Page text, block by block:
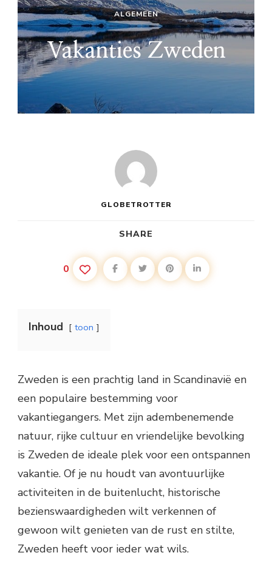
ALGEMEEN
Vakanties Zweden
GLOBETROTTER
SHARE
0
Inhoud toon
Zweden is een prachtig land in Scandinavië en
een populaire bestemming voor
vakantiegangers. Met zijn adembenemende
natuur, rijke cultuur en vriendelijke bevolking
is Zweden de ideale plek voor een ontspannen
vakantie. Of je nu houdt van avontuurlijke
activiteiten in de buitenlucht, historische
bezienswaardigheden wilt verkennen of
gewoon wilt genieten van de rust en stilte,
Zweden heeft voor ieder wat wils.